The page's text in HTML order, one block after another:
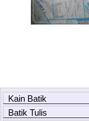
Kain Batik
Batik Tulis